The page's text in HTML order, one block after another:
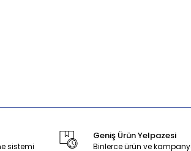
sistemi
Geniş Ürün Yelpazesi
Binlerce ürün ve